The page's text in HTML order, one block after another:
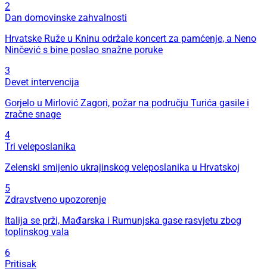
2
Dan domovinske zahvalnosti
Hrvatske Ruže u Kninu održale koncert za pamćenje, a Neno
Ninčević s bine poslao snažne poruke
3
Devet intervencija
Gorjelo u Mirlović Zagori, požar na području Turića gasile i
zračne snage
4
Tri veleposlanika
Zelenski smijenio ukrajinskog veleposlanika u Hrvatskoj
5
Zdravstveno upozorenje
Italija se prži, Mađarska i Rumunjska gase rasvjetu zbog
toplinskog vala
6
Pritisak